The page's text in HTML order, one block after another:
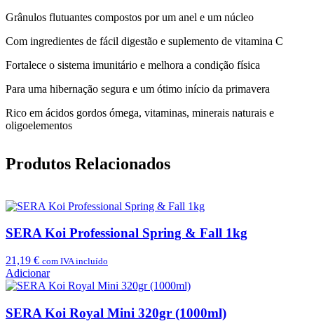
Grânulos flutuantes compostos por um anel e um núcleo
Com ingredientes de fácil digestão e suplemento de vitamina C
Fortalece o sistema imunitário e melhora a condição física
Para uma hibernação segura e um ótimo início da primavera
Rico em ácidos gordos ómega, vitaminas, minerais naturais e
oligoelementos
Produtos Relacionados
SERA Koi Professional Spring & Fall 1kg
21,19 € com IVA incluído
Adicionar
SERA Koi Royal Mini 320gr (1000ml)